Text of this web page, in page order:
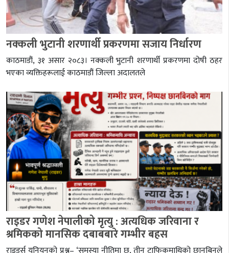
नक्कली भुटानी शरणार्थी प्रकरणमा सजाय निर्धारण
काठमाडौं, ३१ असार २०८३। नक्कली भुटानी शरणार्थी प्रकरणमा दोषी ठहर
भएका व्यक्तिहरूलाई काठमाडौं जिल्ला अदालतले
राइडर गणेश नेपालीको मृत्यु : अत्यधिक जरिवाना र
श्रमिकको मानसिक दबाबबारे गम्भीर बहस